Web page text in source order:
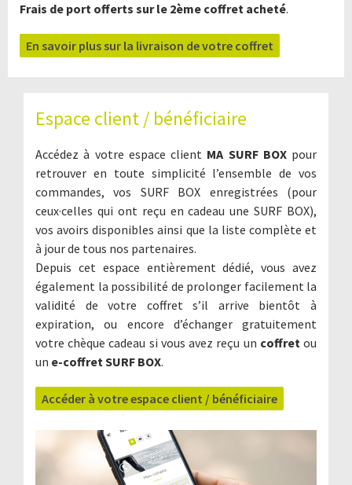
Frais de port offerts sur le 2ème coffret acheté.
En savoir plus sur la livraison de votre coffret
Espace client / bénéficiaire
Accédez à votre espace client MA SURF BOXpour
retrouver en toute simplicité l’ensemble de vos
commandes, vos SURF BOX enregistrées (pour
ceux·celles qui ont reçu en cadeau une SURF BOX),
vos avoirs disponibles ainsi que la liste complète et
à jour de tous nos partenaires.
Depuis cet espace entièrement dédié, vous avez
également la possibilité de prolonger facilement la
validité de votre coffret s’il arrive bientôt à
expiration, ou encore d’échanger gratuitement
votre chèque cadeau si vous avez reçu un coffretou
un e-coffret SURF BOX.
Accéder à votre espace client / bénéficiaire